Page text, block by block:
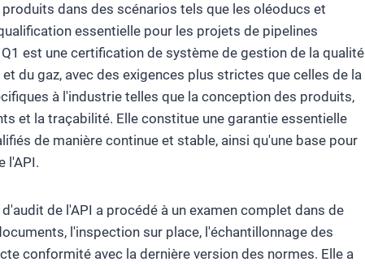
dans des scénarios tels que les oléoducs et
essentielle pour les projets de pipelines
est une certification de système de gestion de la qualité
du gaz, avec des exigences plus strictes que celles de la
à l'industrie telles que la conception des produits,
et la traçabilité. Elle constitue une garantie essentielle
de manière continue et stable, ainsi qu'une base pour
l'API.
de l'API a procédé à un examen complet dans de
l'inspection sur place, l'échantillonnage des
conformité avec la dernière version des normes. Elle a